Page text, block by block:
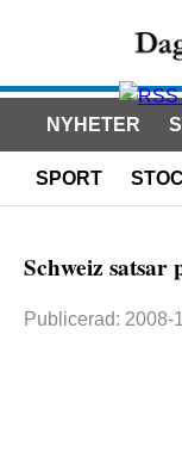
NYHETER
SPORT
Schweiz satsar
Publicerad: 2008-